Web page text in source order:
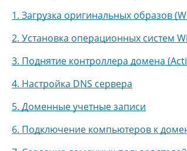
1. Загрузка оригинальных образов
2. Установка операционных систем
3. Поднятие контроллера домена
4. Настройка DNS сервера
5. Доменные учетные записи
6. Подключение компьютеров к